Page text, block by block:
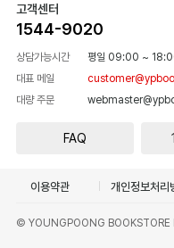
고객센터
1544-9020
상담가능시간 평일 09:00 ~
대표 메일
대량 주문
FAQ
이용약관 개인정보처리
© YOUNGPOONG BOOKSTORE